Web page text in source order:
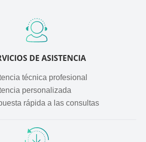
DE ASISTENCIA
técnica profesional
personalizada
rápida a las consultas